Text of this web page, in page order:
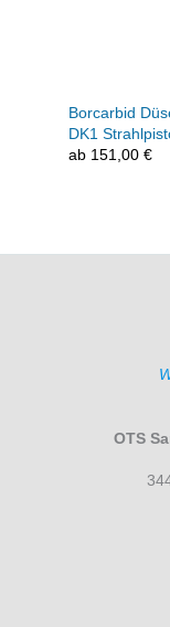
Borcarbid
DK1
ab 151,00 €
OTS